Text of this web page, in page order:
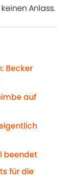
Anlass.
Becker
auf
beendet
für die